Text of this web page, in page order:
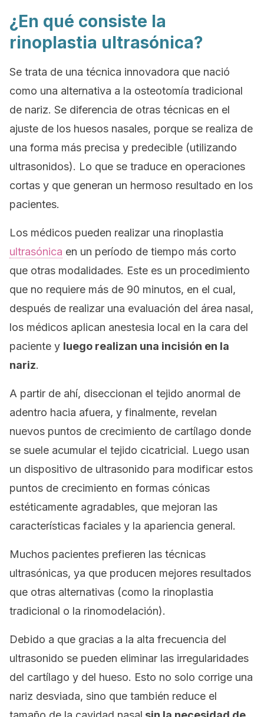
¿En qué consiste la
rinoplastia ultrasónica?
Se trata de una técnica innovadora que nació
como una alternativa a la osteotomía tradicional
de nariz. Se diferencia de otras técnicas en el
ajuste de los huesos nasales, porque se realiza de
una forma más precisa y predecible (utilizando
ultrasonidos). Lo que se traduce en operaciones
cortas y que generan un hermoso resultado en los
pacientes.
Los médicos pueden realizar una rinoplastia
ultrasónica en un período de tiempo más corto
que otras modalidades. Este es un procedimiento
que no requiere más de 90 minutos, en el cual,
después de realizar una evaluación del área nasal,
los médicos aplican anestesia local en la cara del
paciente y luego realizan una incisión en la
nariz.
A partir de ahí, diseccionan el tejido anormal de
adentro hacia afuera, y finalmente, revelan
nuevos puntos de crecimiento de cartílago donde
se suele acumular el tejido cicatricial. Luego usan
un dispositivo de ultrasonido para modificar estos
puntos de crecimiento en formas cónicas
estéticamente agradables, que mejoran las
características faciales y la apariencia general.
Muchos pacientes prefieren las técnicas
ultrasónicas, ya que producen mejores resultados
que otras alternativas (como la rinoplastia
tradicional o la rinomodelación).
Debido a que gracias a la alta frecuencia del
ultrasonido se pueden eliminar las irregularidades
del cartílago y del hueso. Esto no solo corrige una
nariz desviada, sino que también reduce el